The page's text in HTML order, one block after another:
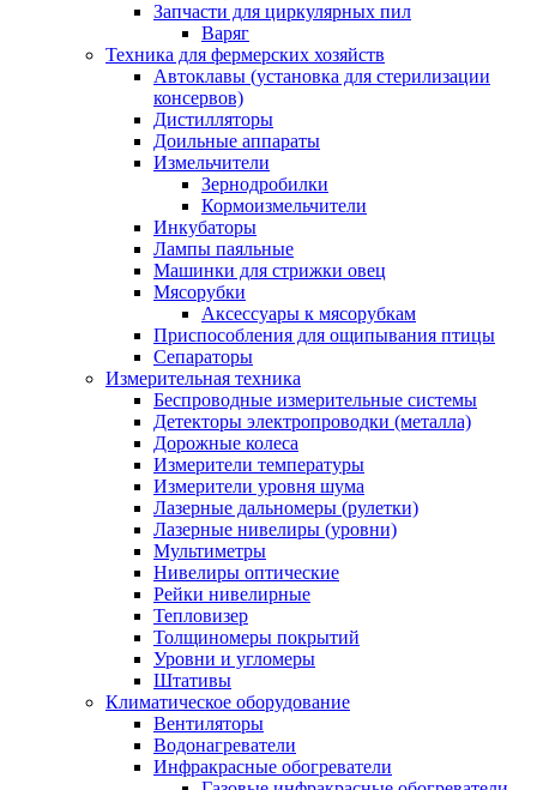
Запчасти для циркулярных пил
Варяг
Техника для фермерских хозяйств
Автоклавы (установка для стерилизации
консервов)
Дистилляторы
Доильные аппараты
Измельчители
Зернодробилки
Кормоизмельчители
Инкубаторы
Лампы паяльные
Машинки для стрижки овец
Мясорубки
Аксессуары к мясорубкам
Приспособления для ощипывания птицы
Сепараторы
Измерительная техника
Беспроводные измерительные системы
Детекторы электропроводки (металла)
Дорожные колеса
Измерители температуры
Измерители уровня шума
Лазерные дальномеры (рулетки)
Лазерные нивелиры (уровни)
Мультиметры
Нивелиры оптические
Рейки нивелирные
Тепловизер
Толщиномеры покрытий
Уровни и угломеры
Штативы
Климатическое оборудование
Вентиляторы
Водонагреватели
Инфракрасные обогреватели